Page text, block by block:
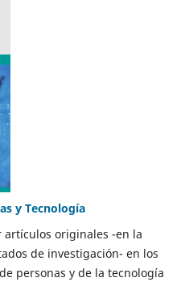
y Tecnología
originales -en la
de investigación- en los
personas y de la tecnología